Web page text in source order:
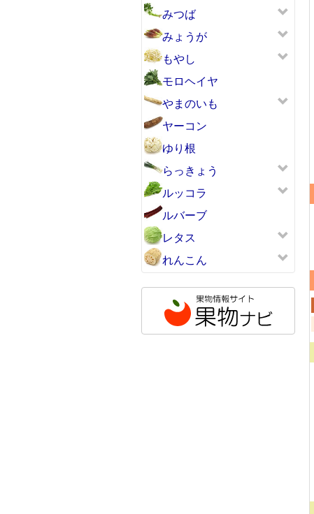
みつば
みょうが
もやし
モロヘイヤ
やまのいも
ヤーコン
ゆり根
らっきょう
ルッコラ
ルバーブ
レタス
れんこん